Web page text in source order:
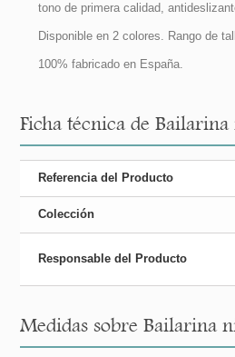
tono de primera calidad,
Disponible en 2 colores. Rango de
100% fabricado en España.
Ficha técnica de
Referencia del Producto
Colección
Responsable del Producto
Medidas sobre Bailarina